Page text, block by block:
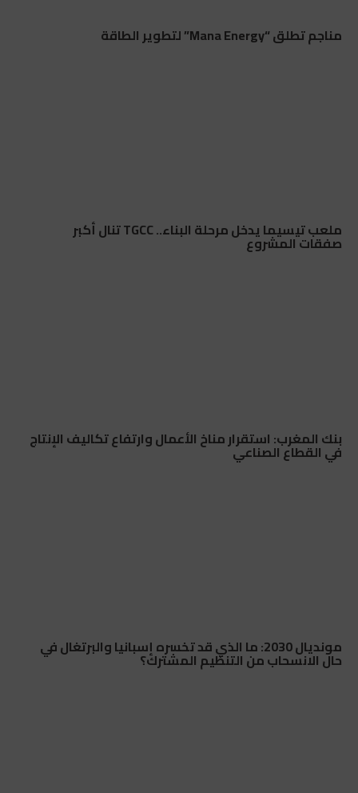
مناجم تطلق “Mana Energy” لتطوير الطاقة
ملعب تيسيما يدخل مرحلة البناء.. TGCC تنال أكبر
صفقات المشروع
بنك المغرب: استقرار مناخ الأعمال وارتفاع تكاليف الإنتاج
في القطاع الصناعي
مونديال 2030: ما الذي قد تخسره إسبانيا والبرتغال في
حال الانسحاب من التنظيم المشترك؟